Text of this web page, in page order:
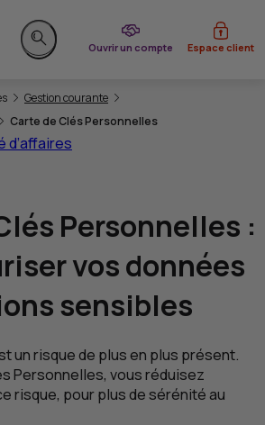
Rechercher sur le site
Ouvrir un compte
du CIC Espace client
Gestion courante
Carte de Clés Personnelles
d’affaires
Personnelles :
vos données
sensibles
un risque de plus en plus présent.
Personnelles, vous réduisez
risque, pour plus de sérénité au